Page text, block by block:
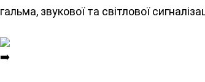
гальма, звукової та світлової